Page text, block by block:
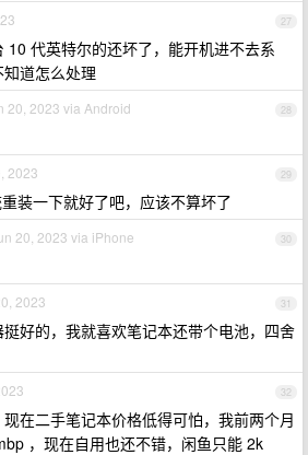
27
10 代英特尔的还坏了，能开机进不去系
道怎么处理
28
20, 2023 via Android
29
2023
装一下就好了吧，应该不算坏了
30
20, 2023 via iPhone
31
2023
好的，我就喜欢笔记本还带个电池，四舍
32
在二手笔记本价格低得可怕，我前两个月
，现在自用也还不错，闲鱼只能 2k